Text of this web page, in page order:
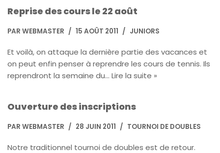
Reprise des cours le 22 août
PAR WEBMASTER 15 AOÛT 2011 JUNIORS
Et voilà, on attaque la dernière partie des vacances et
on peut enfin penser à reprendre les cours de tennis. Ils
reprendront la semaine du… Lire la suite »
Ouverture des inscriptions
PAR WEBMASTER 28 JUIN 2011 TOURNOI DE DOUBLES
Notre traditionnel tournoi de doubles est de retour.